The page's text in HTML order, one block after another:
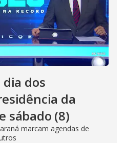
dos
da
sábado (8)
marcam agendas de